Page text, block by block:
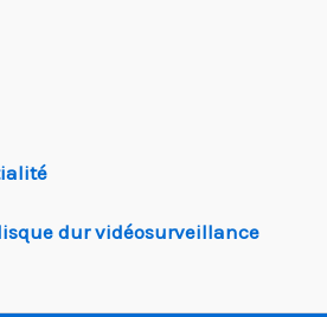
dur vidéosurveillance